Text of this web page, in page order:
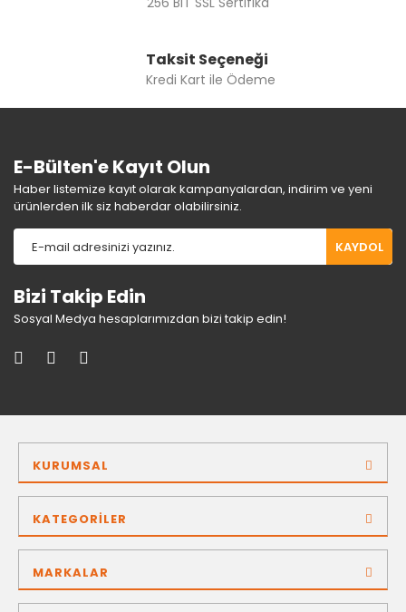
Taksit Seçeneği
Kredi Kart ile Ödeme
E-Bülten'e Kayıt Olun
Haber listemize kayıt olarak kampanyalardan, indirim ve yeni
ürünlerden ilk siz haberdar olabilirsiniz.
KAYDOL
Bizi Takip Edin
Sosyal Medya hesaplarımızdan bizi takip edin!
KURUMSAL
KATEGORİLER
MARKALAR